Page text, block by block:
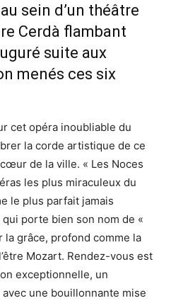
sein d’un théâtre
Cerdà flambant
suite aux
menés ces six
cet opéra inoubliable du
la corde artistique de ce
de la ville. « Les Noces
les plus miraculeux du
le plus parfait jamais
porte bien son nom de «
la grâce, profond comme la
Mozart. Rendez-vous est
exceptionnelle, un
une bouillonnante mise